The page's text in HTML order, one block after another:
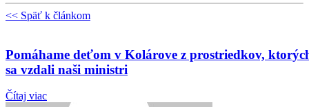
<< Späť k článkom
Pomáhame deťom v Kolárove z prostriedkov,
sa vzdali naši ministri
Čítaj viac